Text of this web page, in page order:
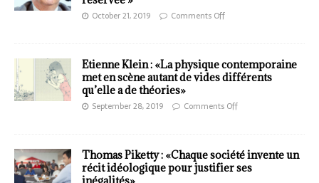
October 21, 2019 Comments Off
Etienne Klein : «La physique contemporaine
met en scène autant de vides différents
qu’elle a de théories»
September 28, 2019 Comments Off
Thomas Piketty : «Chaque société invente un
récit idéologique pour justifier ses